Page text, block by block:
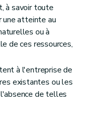
à savoir toute
une atteinte au
ou à
de ces ressources,
à l'entreprise de
existantes ou les
de telles